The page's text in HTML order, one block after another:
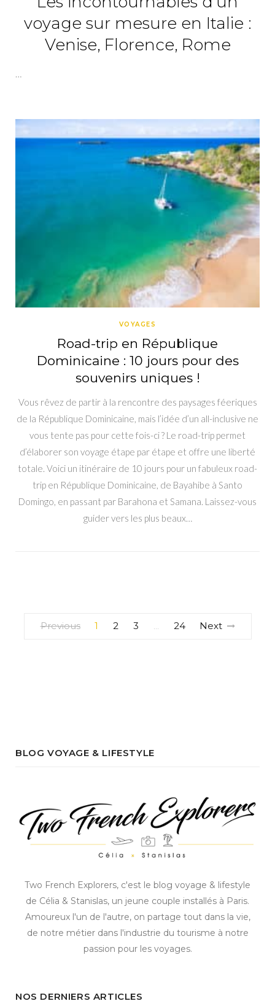
voyage sur mesure en Italie :
Venise, Florence, Rome
…
VOYAGES
Road-trip en République
Dominicaine : 10 jours pour des
souvenirs uniques !
Vous rêvez de partir à la rencontre des paysages féeriques
de la République Dominicaine, mais l’idée d’un all-inclusive ne
vous tente pas pour cette fois-ci ? Le road-trip permet
d’élaborer son voyage étape par étape et offre une liberté
totale. Voici un itinéraire de 10 jours pour un fabuleux road-
trip en République Dominicaine, de Bayahibe à Santo
Domingo, en passant par Barahona et Samana. Laissez-vous
guider vers les plus beaux…
Previous 1 2 3 24 Next
BLOG VOYAGE & LIFESTYLE
Two French Explorers, c'est le blog voyage & lifestyle
de Célia & Stanislas, un jeune couple installés à Paris.
Amoureux l'un de l'autre, on partage tout dans la vie,
de notre métier dans l'industrie du tourisme à notre
passion pour les voyages.
NOS DERNIERS ARTICLES